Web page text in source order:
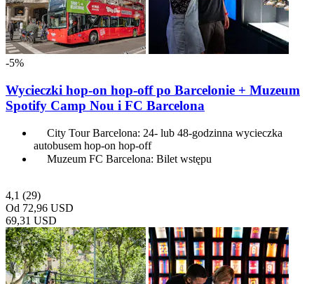
-5%
Wycieczki hop-on hop-off po Barcelonie + Muzeum
Spotify Camp Nou i FC Barcelona
City Tour Barcelona: 24- lub 48-godzinna wycieczka
autobusem hop-on hop-off
Muzeum FC Barcelona: Bilet wstępu
4,1 (29)
Od 72,96 USD
69,31 USD